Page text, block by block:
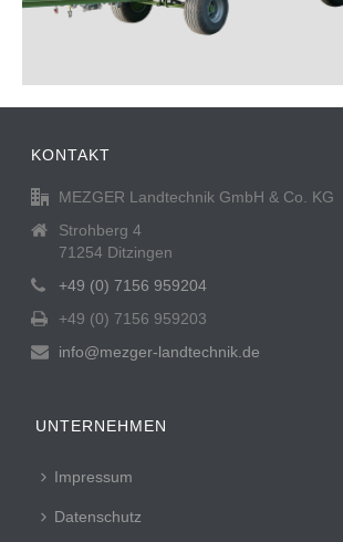
KONTAKT
MEZGER Landtechnik GmbH & Co. KG
Strohberg 4
71254 Ditzingen
+49 (0) 7156 959204
+49 (0) 7156 959203
info@mezger-landtechnik.de
UNTERNEHMEN
Impressum
Datenschutz